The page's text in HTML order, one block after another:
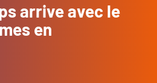
arrive avec le
en